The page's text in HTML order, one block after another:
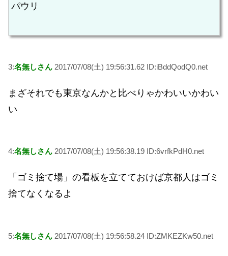
パウリ
3:名無しさん 2017/07/08(土) 19:56:31.62 ID:iBddQodQ0.net
まざそれでも東京なんかと比べりゃかわいいかわい
い
4:名無しさん 2017/07/08(土) 19:56:38.19 ID:6vrfkPdH0.net
「ゴミ捨て場」の看板を立てておけば京都人はゴミ
捨てなくなるよ
5:名無しさん 2017/07/08(土) 19:56:58.24 ID:ZMKEZKw50.net